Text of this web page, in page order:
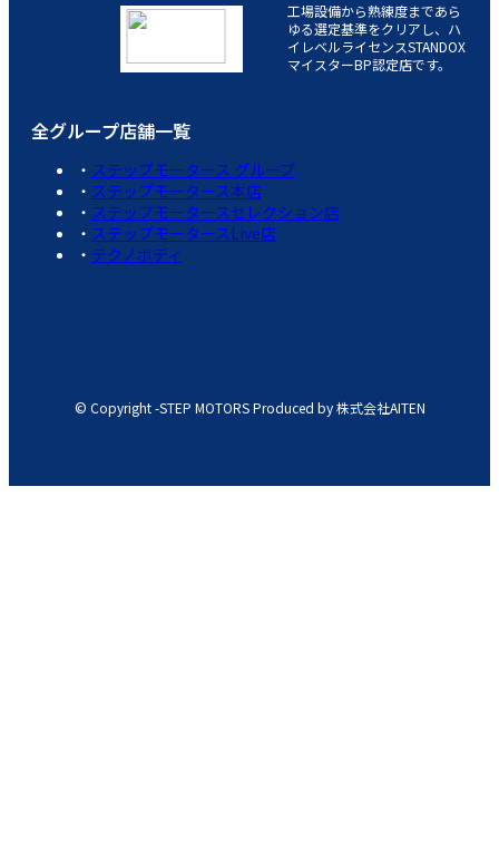
工場設備から熟練度まであら
ゆる選定基準をクリアし、ハ
イレベルライセンスSTANDOX
マイスターBP認定店です。
全グループ店舗一覧
ステップモータース グループ
ステップモータース本店
ステップモータースセレクション店
ステップモータースLive店
テクノボディ
© Copyright -STEP MOTORS Produced by 株式会社AITEN